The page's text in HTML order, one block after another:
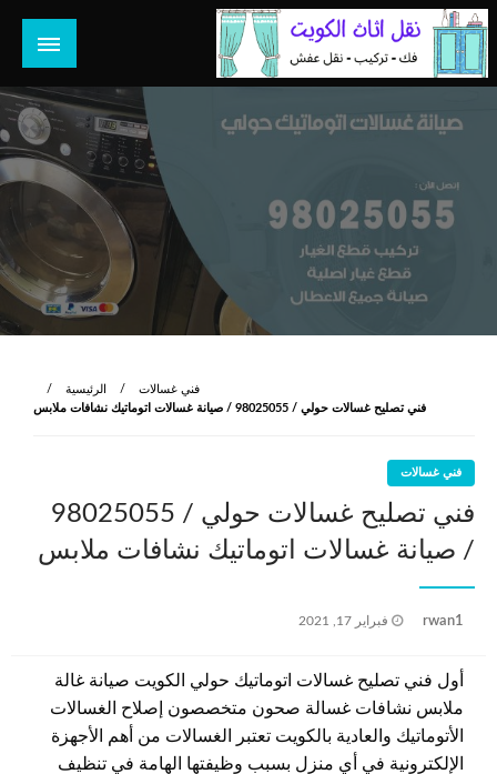
التخطي
إلى
المحتوى
هل تبحث عن أفضل خدمات بالكويت؟ خدمة فك نقل تركيب صيانة
تصليح جميع الخدمات المنزلية في الكويت
الرئيسية
فني غسالات
فني تصليح غسالات حولي / 98025055 / صيانة غسالات اتوماتيك نشافات ملابس
فني غسالات
فني تصليح غسالات حولي / 98025055
/ صيانة غسالات اتوماتيك نشافات ملابس
rwan1
نُشر
فبراير 17, 2021
أول فني تصليح غسالات اتوماتيك حولي الكويت صيانة غالة
ملابس نشافات غسالة صحون متخصصون إصلاح الغسالات
الأتوماتيك والعادية بالكويت تعتبر الغسالات من أهم الأجهزة
الإلكترونية في أي منزل بسبب وظيفتها الهامة في تنظيف